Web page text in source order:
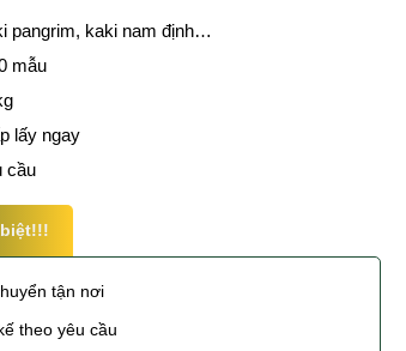
pangrim, kaki nam định…
mẫu
lấy ngay
cầu
tận nơi
theo yêu cầu